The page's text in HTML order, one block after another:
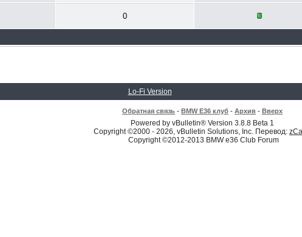
0
Lo-Fi Version
Обратная связь - BMW E36 клуб - Архив - Вверх
Powered by vBulletin® Version 3.8.8 Beta 1
Copyright ©2000 - 2026, vBulletin Solutions, Inc. Перевод:
Copyright ©2012-2013 BMW e36 Club Forum